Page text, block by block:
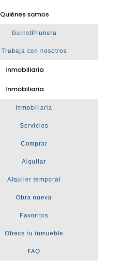
Quiénes somos
GuinotPrunera
Trabaja con nosotros
Inmobiliaria
Inmobiliaria
Inmobiliaria
Servicios
Comprar
Alquilar
Alquiler temporal
Obra nueva
Favoritos
Ofrece tu inmueble
FAQ